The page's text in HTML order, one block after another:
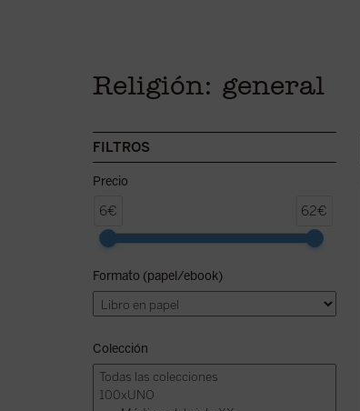
Religión: general
FILTROS
Precio
6€ 62€
Formato (papel/ebook)
Colección